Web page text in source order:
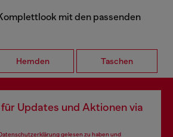
mit den passenden
Hemden Taschen
Updates und Aktionen via
gelesen zu haben und